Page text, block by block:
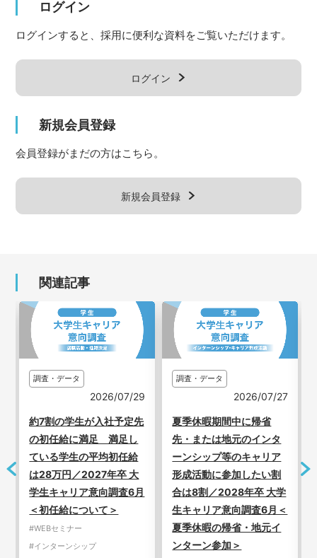
ログイン
ログインすると、採用に便利な資料をご覧いただけます。
ログイン
新規会員登録
会員登録がまだの方はこちら。
新規会員登録
関連記事
調査・データ
2026/07/29
約7割の学生が入社予定先
の初任給に満足 満足し
ている学生の平均初任給
は28万円／2027年卒 大
学生キャリア意向調査6月
＜初任給について＞
#WEBセミナー
#インターンシップ
調査・データ
2026/07/27
夏季休暇期間中に帰省
先・または地元のインタ
ーンシップ等のキャリア
形成活動に参加したい割
合は8割／2028年卒 大学
生キャリア意向調査6月＜
夏季休暇の帰省・地元イ
ンターン参加＞